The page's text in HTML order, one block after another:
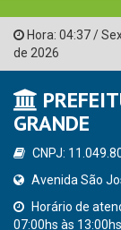
Hora: 04:37/
de 2026
GRANDE
CNPJ:
Avenida São
Horário de
07:00hs às